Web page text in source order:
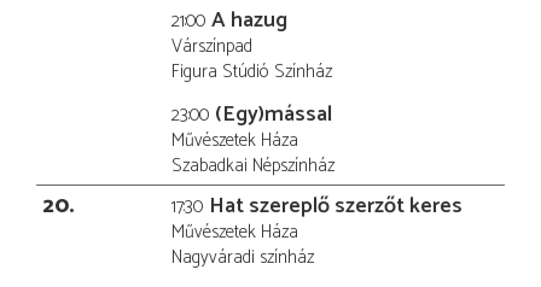
21:00 A hazug
Várszínpad
Figura Stúdió Színház
23:00 (Egy)mással
Művészetek Háza
Szabadkai Népszínház
20 17:30 Hat szereplő szerzőt keres
Művészetek Háza
Nagyváradi színház